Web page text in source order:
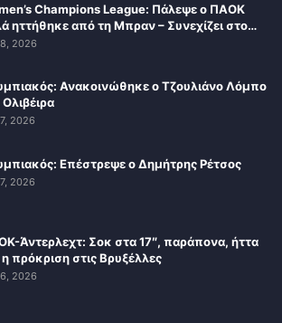
Champions League: Πάλεψε ο ΠΑΟΚ
ηττήθηκε από τη Μπραν – Συνεχίζει στο…
2026
Ανακοινώθηκε ο Τζουλιάνο Λόμπο
Ολιβέιρα
2026
Επέστρεψε ο Δημήτρης Ρέτσος
2026
Άντερλεχτ: Σοκ στα 17″, παράπονα, ήττα
η πρόκριση στις Βρυξέλλες
2026